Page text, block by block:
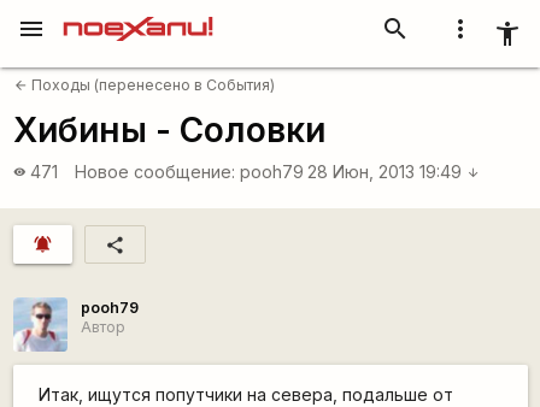
more_vert accessibility_new
search
menu
arrow_back Походы (перенесено в События)
Хибины - Соловки
visibility 471 Новое сообщение: pooh79 28 Июн, 2013 19:49 arrow_downward
notifications_active share
pooh79
Автор
Итак, ищутся попутчики на севера, подальше от